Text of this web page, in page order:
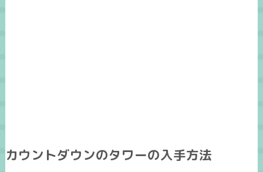
カウントダウンのタワーの入手方法